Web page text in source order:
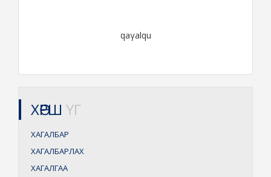
qaγalqu
ХӨРШ ҮГ
ХАГАЛБАР
ХАГАЛБАРЛАХ
ХАГАЛГАА